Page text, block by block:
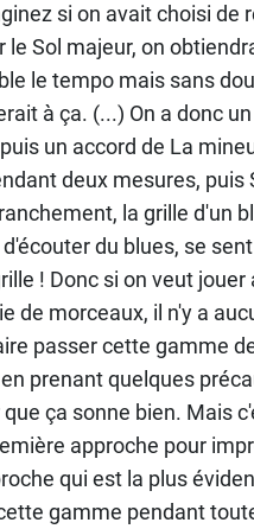
si on avait choisi de
le Sol majeur, on
le tempo mais sans
à ça. (...) On a donc
un accord de La
deux mesures, puis
la grille d'un
d'écouter du blues, se
! Donc si on veut
de morceaux, il n'y a
passer cette gamme
prenant quelques
ça sonne bien. Mais
approche pour
qui est la plus
gamme pendant